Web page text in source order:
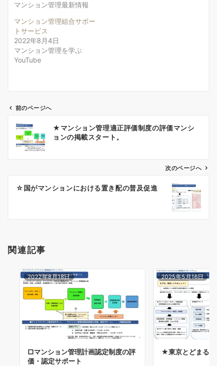
マンション管理最新情報
マンション管理組合サポー
トサービス
2022年8月4日
マンション管理を学ぶ
YouTube
ビ
ン
前のページへ
★マンション管理適正評価制度の評価マンシ
ョンの掲載スタート。
次のページへ
☆国がマンションにおける置き配の普及促進
関連記事
2022年8月18日
□マンション管理計画認定制度の評
価・認定サポート
2025年5月16日
★東京とどまる